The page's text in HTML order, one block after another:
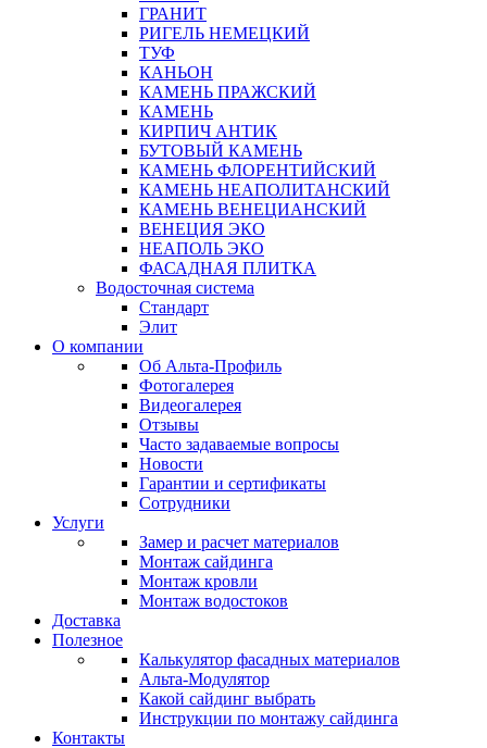
ГРАНИТ
РИГЕЛЬ НЕМЕЦКИЙ
ТУФ
КАНЬОН
КАМЕНЬ ПРАЖСКИЙ
КАМЕНЬ
КИРПИЧ АНТИК
БУТОВЫЙ КАМЕНЬ
КАМЕНЬ ФЛОРЕНТИЙСКИЙ
КАМЕНЬ НЕАПОЛИТАНСКИЙ
КАМЕНЬ ВЕНЕЦИАНСКИЙ
ВЕНЕЦИЯ ЭКО
НЕАПОЛЬ ЭКО
ФАСАДНАЯ ПЛИТКА
Водосточная система
Стандарт
Элит
О компании
Об Альта-Профиль
Фотогалерея
Видеогалерея
Отзывы
Часто задаваемые вопросы
Новости
Гарантии и сертификаты
Сотрудники
Услуги
Замер и расчет материалов
Монтаж сайдинга
Монтаж кровли
Монтаж водостоков
Доставка
Полезное
Калькулятор фасадных материалов
Альта-Модулятор
Какой сайдинг выбрать
Инструкции по монтажу сайдинга
Контакты